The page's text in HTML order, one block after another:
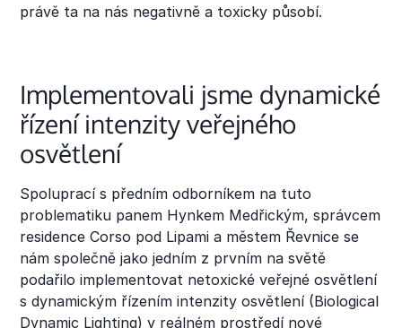
právě ta na nás negativně a toxicky působí.
Implementovali jsme dynamické
řízení intenzity veřejného
osvětlení
Spoluprací s předním odborníkem na tuto
problematiku panem Hynkem Medřickým, správcem
residence Corso pod Lipami a městem Řevnice se
nám společně jako jedním z prvním na světě
podařilo implementovat netoxické veřejné osvětlení
s dynamickým řízením intenzity osvětlení (Biological
Dynamic Lighting) v reálném prostředí nové